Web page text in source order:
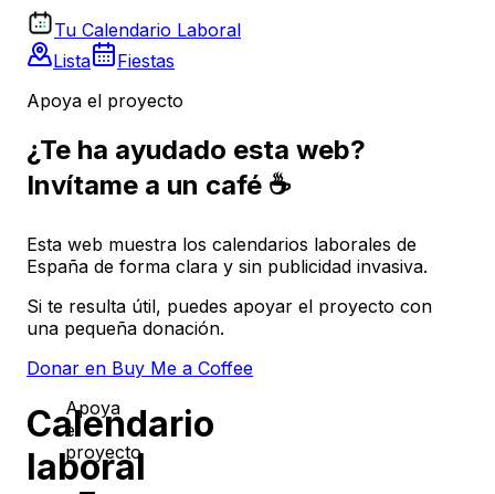
Tu Calendario Laboral
Lista
Fiestas
Apoya el proyecto
¿Te ha ayudado esta web?
Invítame a un café ☕
Esta web muestra los calendarios laborales de
España de forma clara y sin publicidad invasiva.
Si te resulta útil, puedes apoyar el proyecto con
una pequeña donación.
Donar en Buy Me a Coffee
Calendario
laboral
Apoya
el
proyecto